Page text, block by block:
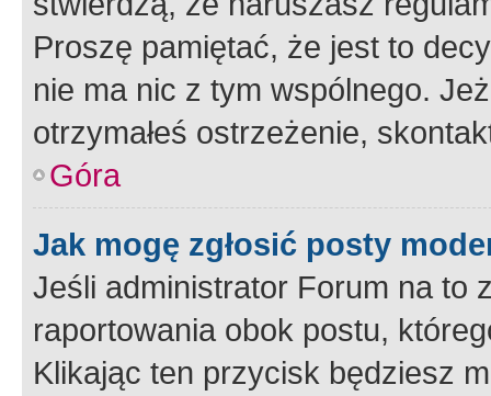
Proszę pamiętać, że jest to
nie ma nic z tym wspólnego.
otrzymałeś ostrzeżenie,
Góra
Jak mogę zgłosić posty
Jeśli administrator Forum na to
raportowania obok postu,
Klikając ten przycisk będziesz